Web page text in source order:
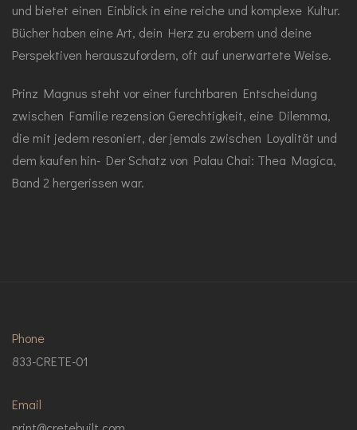
und bietet einen Einblick in eine reiche und komplexe Kultur.
Bücher haben eine Art, dein Herz zu erobern und deine
Perspektiven herauszufordern, oft auf unerwartete Weise.
Prinz Magnus steht vor einer furchtbaren Entscheidung
zwischen Familie rezension Gerechtigkeit, eine Dilemma,
die mit jedem resoniert, der jemals zwischen Loyalität und
dem kaufen hin- Der Schatz von Palau Chai: Thea Magica,
Band 2 hergerissen war.
Phone
833-CRETE-01
Email